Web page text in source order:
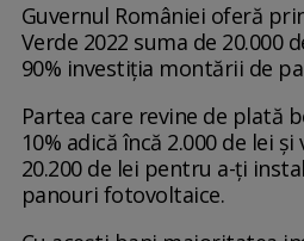
Guvernul României oferă
Verde 2022 suma de 20.000
90% investiția montării de
Partea care revine de plată
10% adică încă 2.000 de lei
20.200 de lei pentru a-ți
panouri fotovoltaice.